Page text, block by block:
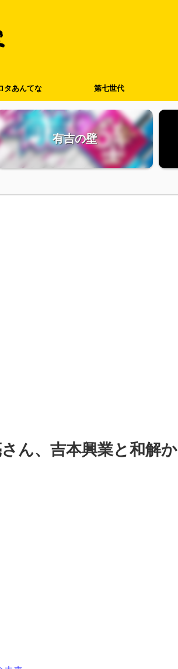
タあんてな 第七世代
有吉の壁
さん、吉本興業と和解か